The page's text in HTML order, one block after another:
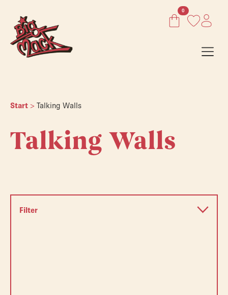
0
Start > Talking Walls
Talking Walls
Filter